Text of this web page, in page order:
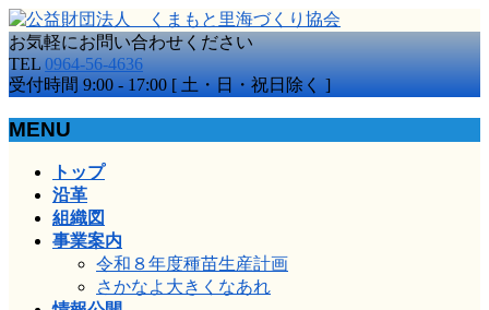
お気軽にお問い合わせください
TEL 0964-56-4636
受付時間 9:00 - 17:00 [ 土・日・祝日除く ]
MENU
トップ
沿革
組織図
事業案内
令和８年度種苗生産計画
さかなよ大きくなあれ